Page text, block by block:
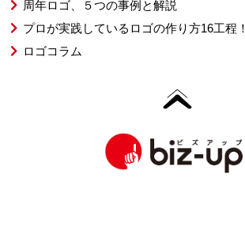
周年ロゴ、５つの事例と解説
プロが実践しているロゴの作り方16工程！
ロゴコラム